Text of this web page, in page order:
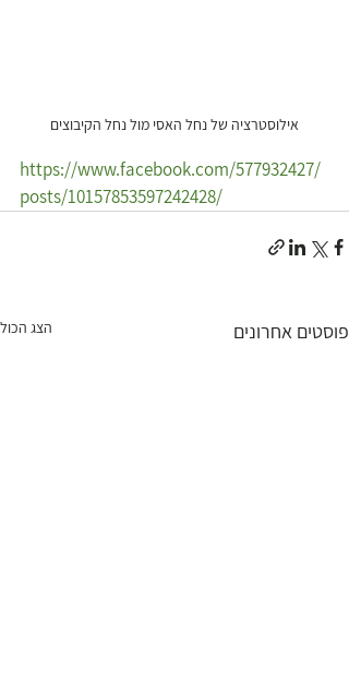
אילוסטרציה של נחל האסי מול נחל הקיבוצים
https://www.facebook.com/577932427/
posts/10157853597242428/
פוסטים אחרונים הצג הכול